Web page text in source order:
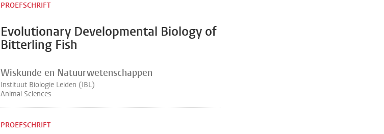
Evolutionary Developmental Biology of
Bitterling Fish
PROEFSCHRIFT
Wiskunde en Natuurwetenschappen
Instituut Biologie Leiden (IBL)
Animal Sciences
PROEFSCHRIFT